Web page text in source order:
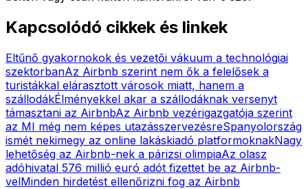
Kapcsolódó cikkek és linkek
Eltűnő gyakornokok és vezetői vákuum a technológiai
szektorbanAz Airbnb szerint nem ők a felelősek a
turistákkal elárasztott városok miatt, hanem a
szállodákÉlményekkel akar a szállodáknak versenyt
támasztani az AirbnbAz Airbnb vezérigazgatója szerint
az MI még nem képes utazásszervezésreSpanyolország
ismét nekimegy az online lakáskiadó platformoknakNagy
lehetőség az Airbnb-nek a párizsi olimpiaAz olasz
adóhivatal 576 millió euró adót fizettet be az Airbnb-
velMinden hirdetést ellenőrizni fog az Airbnb